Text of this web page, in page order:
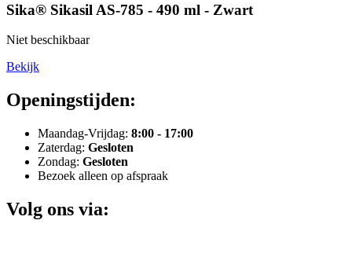
Sika® Sikasil AS-785 - 490 ml - Zwart
Niet beschikbaar
Bekijk
Openingstijden:
Maandag-Vrijdag: 8:00 - 17:00
Zaterdag: Gesloten
Zondag: Gesloten
Bezoek alleen op afspraak
Volg ons via: